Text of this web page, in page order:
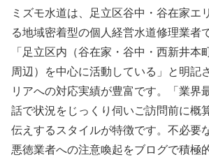
ミズモ水道は、足立区谷中・谷在家エ
る地域密着型の個人経営水道修理業者
「足立区内（谷在家・谷中・西新井本
周辺）を中心に活動している」と明記
リアへの対応実績が豊富です。「業界
話で状況をじっくり伺いご訪問前に概
伝えするスタイルが特徴です。不必要
悪徳業者への注意喚起をブログで積極